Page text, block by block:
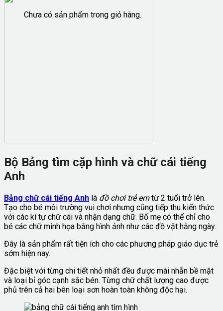
Chưa có sản phẩm trong giỏ hàng.
Bộ Bảng tìm cặp hình và chữ cái tiếng
Anh
Bảng chữ cái tiếng Anh là đồ chơi trẻ emtừ 2 tuổi trở lên.
Tạo cho bé môi trường vui chơi nhưng cũng tiếp thu kiến thức
với các kí tự chữ cái và nhận dạng chữ. Bố mẹ có thể chỉ cho
bé các chữ minh họa bằng hình ảnh như các đồ vật hằng ngày.
Đây là sản phẩm rất tiện ích cho các phương pháp giáo dục trẻ
sớm hiện nay.
Đặc biệt với từng chi tiết nhỏ nhất đều được mài nhẵn bề mặt
và loại bỉ góc cạnh sắc bén. Từng chữ chất lượng cao được
phủ trên cả hai bên loại sơn hoàn toàn không độc hại.